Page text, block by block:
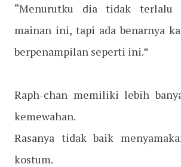
“Menurutku dia tidak terlalu
mainan ini, tapi ada benarnya
berpenampilan seperti ini.”
Raph-chan memiliki lebih
kemewahan.
Rasanya tidak baik
kostum.